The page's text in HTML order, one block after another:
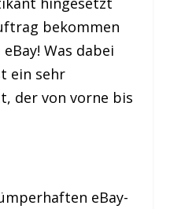
bekommen
Was dabei
ein sehr
der von vorne bis
eBay-